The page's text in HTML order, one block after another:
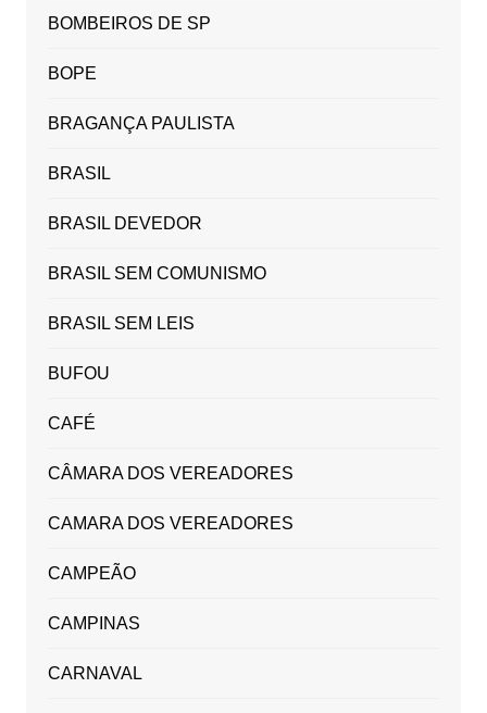
BOMBEIROS DE SP
BOPE
BRAGANÇA PAULISTA
BRASIL
BRASIL DEVEDOR
BRASIL SEM COMUNISMO
BRASIL SEM LEIS
BUFOU
CAFÉ
CÂMARA DOS VEREADORES
CAMARA DOS VEREADORES
CAMPEÃO
CAMPINAS
CARNAVAL